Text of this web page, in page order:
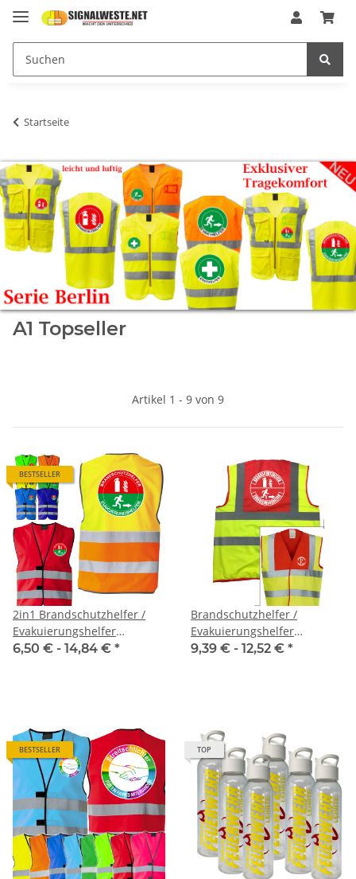
Startseite
A1 Topseller
Artikel 1 - 9 von 9
BESTSELLER
2in1 Brandschutzhelfer /
Evakuierungshelfer
Standard Warnweste Serie
6,50 € - 14,84 € *
Brandschutzhelfer /
Evakuierungshelfer
Piktogramm Weste rot/gelb
9,39 € - 12,52 € *
BESTSELLER TOP